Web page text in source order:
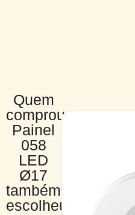
Quem
comprou
Painel
058
LED
Ø17
também
escolheu…